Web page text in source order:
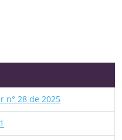
n° 28 de 2025